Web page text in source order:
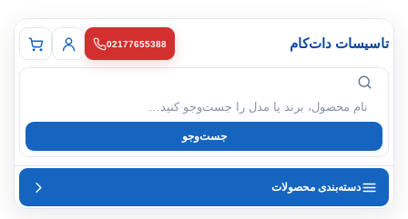
تاسیسات دات‌کام
محصول
جست‌وجو
02177655388
دسته‌بندی محصولات